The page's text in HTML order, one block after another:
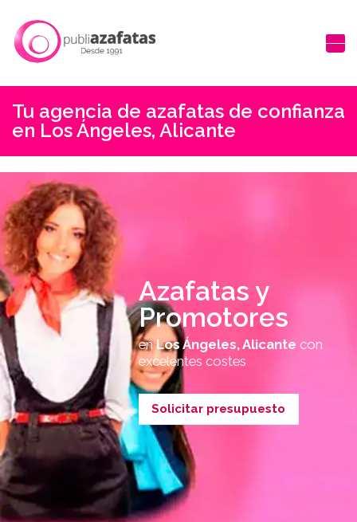
Tu agencia de azafatas de confianza
en Los Ángeles, Alicante
Azafatas y
Promotores
enLos Ángeles, Alicante con
excelentes costes
Solicitar presupuesto